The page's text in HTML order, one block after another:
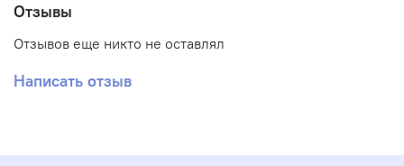
Отзывы
Отзывов еще никто не оставлял
Написать отзыв